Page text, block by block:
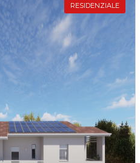
RESIDENZIALE